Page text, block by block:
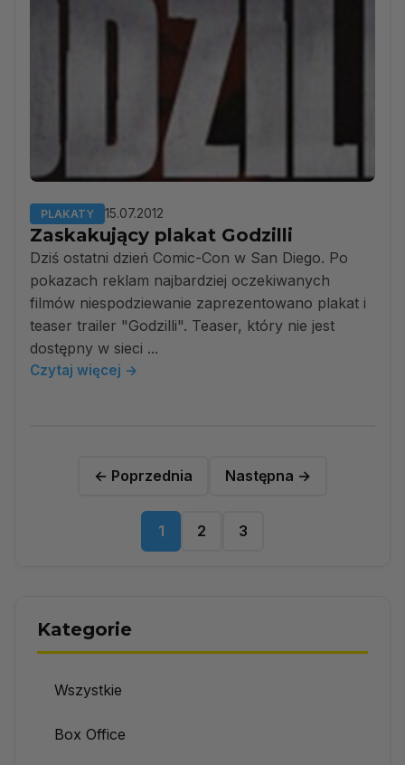
PLAKATY 15.07.2012
Zaskakujący plakat Godzilli
Dziś ostatni dzień Comic-Con w San Diego. Po
pokazach reklam najbardziej oczekiwanych
filmów niespodziewanie zaprezentowano plakat i
teaser trailer "Godzilli". Teaser, który nie jest
dostępny w sieci ...
Czytaj więcej →
← Poprzednia
1 2 3
Następna →
Kategorie
Wszystkie
Box Office